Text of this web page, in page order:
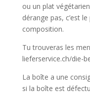
ou un plat
dérange pas, c’est
composition.
Tu trouveras les
lieferservice.ch/die-
La boîte a une
si la boîte est